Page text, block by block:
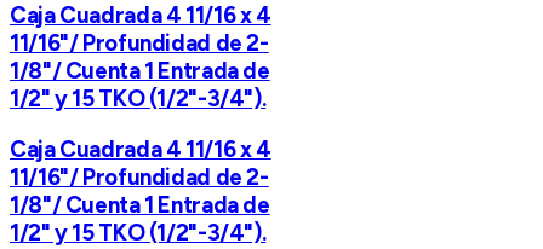
Caja Cuadrada 4 11/16 x 4
11/16"/ Profundidad de 2-
1/8"/ Cuenta 1 Entrada de
1/2" y 15 TKO (1/2"-3/4").
Caja Cuadrada 4 11/16 x 4
11/16"/ Profundidad de 2-
1/8"/ Cuenta 1 Entrada de
1/2" y 15 TKO (1/2"-3/4").